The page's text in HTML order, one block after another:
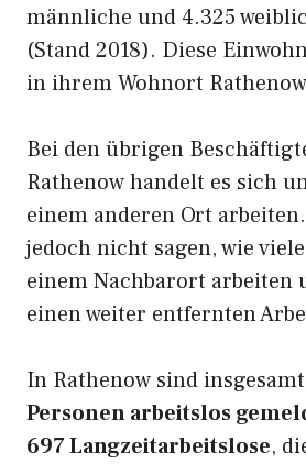
männliche und 4.325
(Stand 2018). Diese
in ihrem Wohnort
Bei den übrigen
Rathenow handelt es sich
einem anderen Ort
jedoch nicht sagen, wie
einem Nachbarort arbeiten
einen weiter entfernten
In Rathenow sind insgesamt
Personen arbeitslos
697 Langzeitarbeitslose,